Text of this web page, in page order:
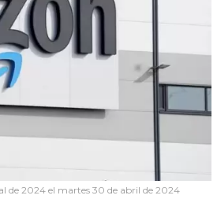
de 2024 el martes 30 de abril de 2024